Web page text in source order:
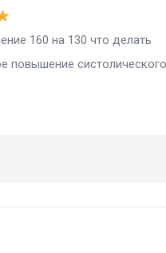
на 130 что делать
повышение